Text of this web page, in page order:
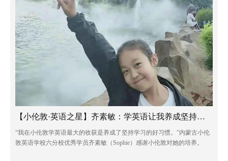
【小伦敦·英语之星】齐素敏：学英语让我养成坚持学习的好习惯
“我在小伦敦学英语最大的收获是养成了坚持学习的好习惯。”内蒙古小伦
敦英语学校六分校优秀学员齐素敏（Sophie）感谢小伦敦对她的培养。